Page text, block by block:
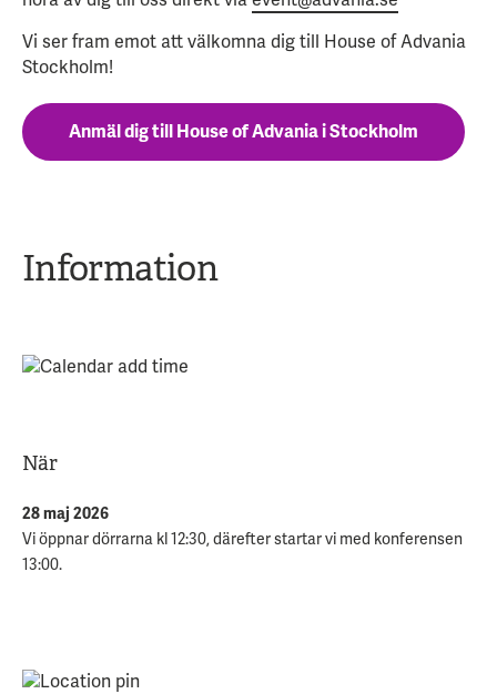
Vi ser fram emot att välkomna dig till House of Advania
Stockholm!
Anmäl dig till House of Advania i Stockholm
Information
När
28 maj 2026
Vi öppnar dörrarna kl 12:30, därefter startar vi med konferensen
13:00.